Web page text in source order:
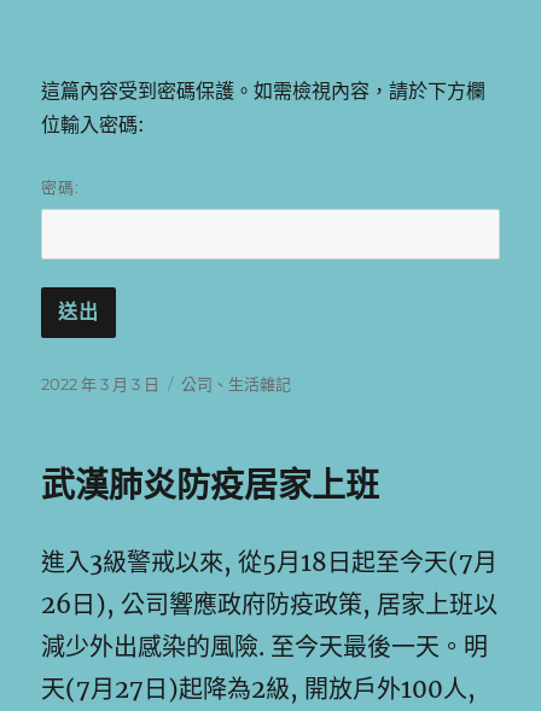
這篇內容受到密碼保護。如需檢視內容，請於下方欄
位輸入密碼:
密碼:
發
2022 年 3 月 3 日
分
公司 、 生活雜記
武漢肺炎防疫居家上班
進入3級警戒以來, 從5月18日起至今天(7月
26日), 公司響應政府防疫政策, 居家上班以
減少外出感染的風險. 至今天最後一天。明
天(7月27日)起降為2級, 開放戶外100人,